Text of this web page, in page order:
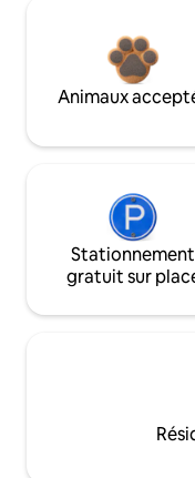
Animaux
Stationnement
gratuit sur